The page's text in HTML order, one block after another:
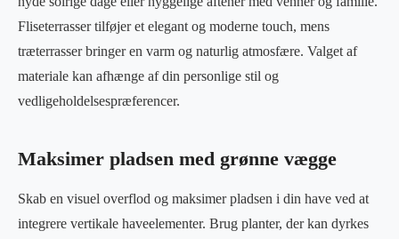
Fliseterrasser tilføjer et elegant og moderne touch, mens
træterrasser bringer en varm og naturlig atmosfære. Valget af
materiale kan afhænge af din personlige stil og
vedligeholdelsespræferencer.
Maksimer pladsen med grønne vægge
Skab en visuel overflod og maksimer pladsen i din have ved at
integrere vertikale haveelementer. Brug planter, der kan dyrkes